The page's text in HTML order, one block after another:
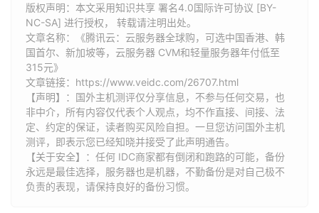
版权声明：本文采用知识共享 署名4.0国际许可协议 [BY-
NC-SA] 进行授权， 转载请注明出处。
文章名称：《腾讯云：云服务器全球购，可选中国香港、韩
国首尔、新加坡等，云服务器 CVM和轻量服务器年付低至
315元》
文章链接： https://www.veidc.com/26707.html
【声明】：国外主机测评仅分享信息，不参与任何交易，也
非中介，所有内容仅代表个人观点，均不作直接、间接、法
定、约定的保证，读者购买风险自担。一旦您访问国外主机
测评，即表示您已经知晓并接受了此声明通告。
【关于安全】：任何 IDC商家都有倒闭和跑路的可能，备份
永远是最佳选择，服务器也是机器，不勤备份是对自己极不
负责的表现，请保持良好的备份习惯。